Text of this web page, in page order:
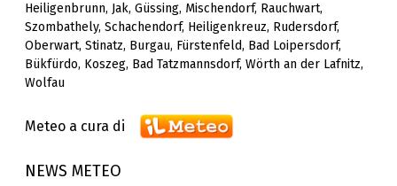
Heiligenbrunn, Jak, Güssing, Mischendorf, Rauchwart,
Szombathely, Schachendorf, Heiligenkreuz, Rudersdorf,
Oberwart, Stinatz, Burgau, Fürstenfeld, Bad Loipersdorf,
Bükfürdo, Koszeg, Bad Tatzmannsdorf, Wörth an der Lafnitz,
Wolfau
Meteo a cura di
NEWS METEO